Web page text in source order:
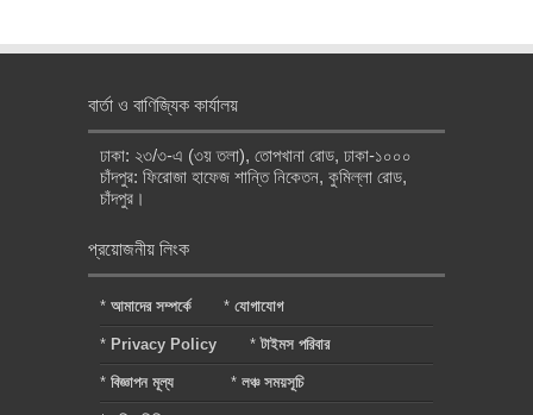
বার্তা ও বাণিজ্যিক কার্যালয়
ঢাকা: ২৩/৩-এ (৩য় তলা), তোপখানা রোড, ঢাকা-১০০০
চাঁদপুর: ফিরোজা হাফেজ শান্তি নিকেতন, কুমিল্লা রোড,
চাঁদপুর।
প্রয়োজনীয় লিংক
* আমাদের সম্পর্কে * যোগাযোগ
* Privacy Policy *টাইমস পরিবার
* বিজ্ঞাপন মূল্য * লঞ্চ সময়সূচি